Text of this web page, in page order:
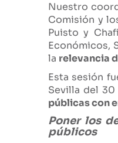
Nuestro
Comisión y
Puisto y
Económicos,
la relevancia
Esta sesión
Sevilla del
públicas con
Poner los
públicos